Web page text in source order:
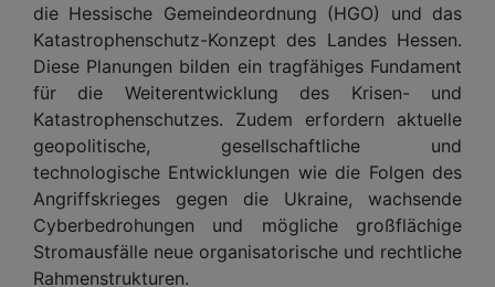
die Hessische Gemeindeordnung (HGO) und das
Katastrophenschutz-Konzept des Landes Hessen.
Diese Planungen bilden ein tragfähiges Fundament
für die Weiterentwicklung des Krisen- und
Katastrophenschutzes. Zudem erfordern aktuelle
geopolitische, gesellschaftliche und
technologische Entwicklungen wie die Folgen des
Angriffskrieges gegen die Ukraine, wachsende
Cyberbedrohungen und mögliche großflächige
Stromausfälle neue organisatorische und rechtliche
Rahmenstrukturen.